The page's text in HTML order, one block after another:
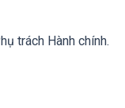
trách Hành chính.